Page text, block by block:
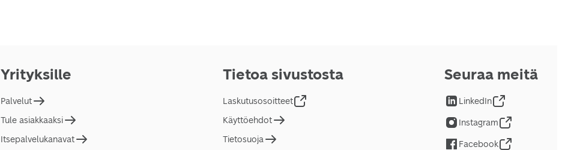
Yrityksille
Palvelut
Tule asiakkaaksi
Itsepalvelukanavat
Tietoa sivustosta
Laskutusosoitteet
Käyttöehdot
Tietosuoja
Seuraa meitä
LinkedIn
Instagram
Facebook